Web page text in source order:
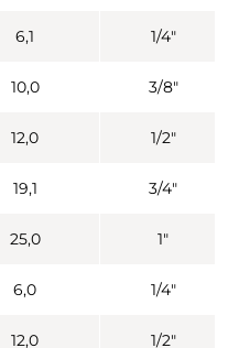
6,1 1/4"
10,0 3/8"
12,0 1/2"
19,1 3/4"
25,0 1"
6,0 1/4"
12,0 1/2"